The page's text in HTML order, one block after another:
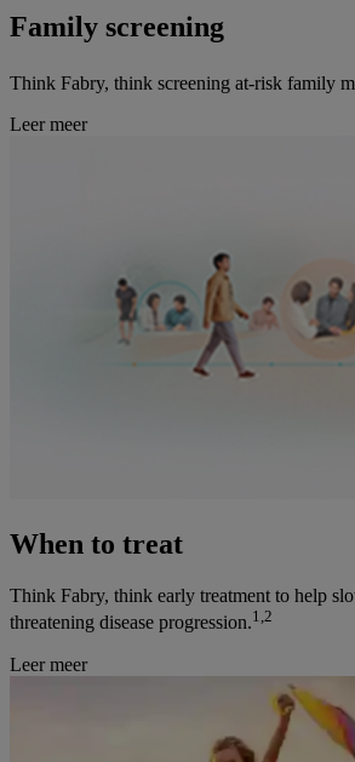
Family screening
Think Fabry, think screening at-risk family
Leer meer
When to treat
Think Fabry, think early treatment to help
threatening disease progression.1,2
Leer meer